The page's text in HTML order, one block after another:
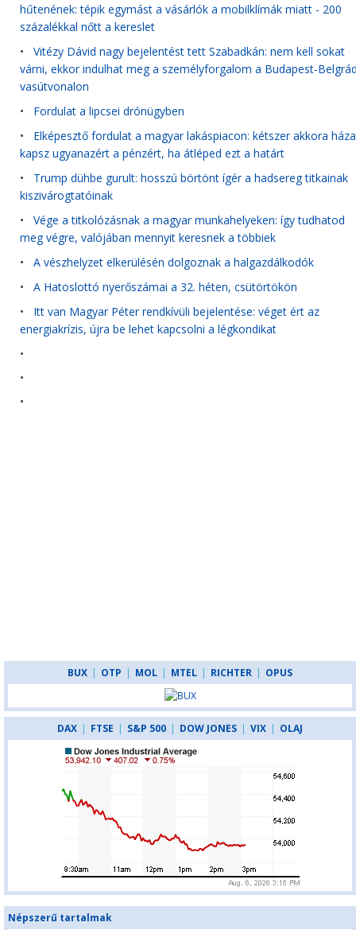
hűtenének: tépik egymást a vásárlók a mobilklímák miatt - 200
százalékkal nőtt a kereslet
• Vitézy Dávid nagy bejelentést tett Szabadkán: nem kell sokat
várni, ekkor indulhat meg a személyforgalom a Budapest-
vasútvonalon
• Fordulat a lipcsei drónügyben
• Elképesztő fordulat a magyar lakáspiacon: kétszer akkora
kapsz ugyanazért a pénzért, ha átléped ezt a határt
• Trump dühbe gurult: hosszú börtönt ígér a hadsereg titkainak
kiszivárogtatóinak
• Vége a titkolózásnak a magyar munkahelyeken: így tudhatod
meg végre, valójában mennyit keresnek a többiek
• A vészhelyzet elkerülésén dolgoznak a halgazdálkodók
• A Hatoslottó nyerőszámai a 32. héten, csütörtökön
• Itt van Magyar Péter rendkívüli bejelentése: véget ért az
energiakrízis, újra be lehet kapcsolni a légkondikat
•
•
•
BUX | OTP | MOL | MTEL | RICHTER | OPUS
DAX | FTSE | S&P 500 | DOW JONES | VIX | OLAJ
Népszerű tartalmak